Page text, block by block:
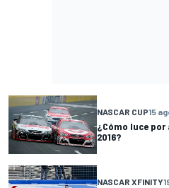
NASCAR CUP15
¿Cómo luce
2016?
NASCAR XFINITY